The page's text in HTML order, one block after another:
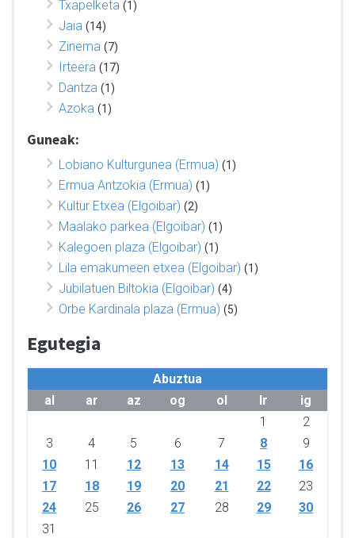
Txapelketa (1)
Jaia (14)
Zinema (7)
Irteera (17)
Dantza (1)
Azoka (1)
Guneak:
Lobiano Kulturgunea (Ermua) (1)
Ermua Antzokia (Ermua) (1)
Kultur Etxea (Elgoibar) (2)
Maalako parkea (Elgoibar) (1)
Kalegoen plaza (Elgoibar) (1)
Lila emakumeen etxea (Elgoibar) (1)
Jubilatuen Biltokia (Elgoibar) (4)
Orbe Kardinala plaza (Ermua) (5)
Egutegia
Abuztua
al
ar az og ol lr
ig
1
2
3
4 5 6 7 8
9
10
11 12 13 14 15
16
17
18 19 20 21 22
23
24
25 26 27 28 29
30
31